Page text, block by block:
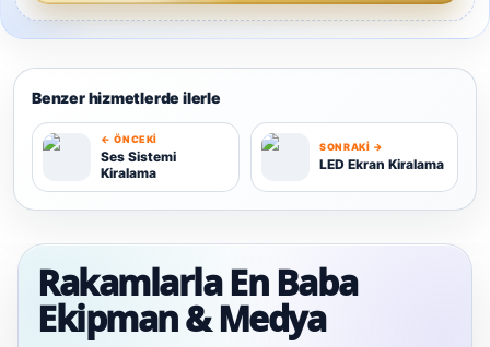
Benzer hizmetlerde ilerle
S
← ÖNCEKI
Ses Sistemi
Kiralama
SONRAKI →
LED Ekran Kiralama
Rakamlarla En Baba
Ekipman & Medya